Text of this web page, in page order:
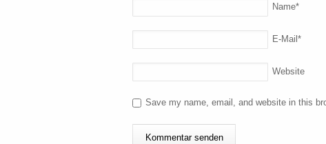
Name*
E-Mail*
Website
Save my name, email, and website in this